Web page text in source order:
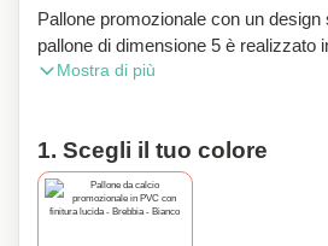
Pallone promozionale con un
pallone di dimensione 5 è realizzato
alta qualità con finitura lucida. Il
sensazione solida e affidabile
presenta una valvola in gomma
in lattice, garantendo un'eccellente
Mostra di più
1. Scegli il tuo colore